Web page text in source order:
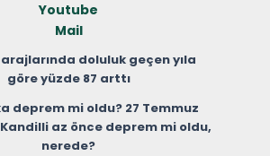
Youtube
Mail
doluluk geçen yıla
göre yüzde 87 arttı
deprem mi oldu? 27 Temmuz
Kandilli az önce deprem mi oldu,
nerede?